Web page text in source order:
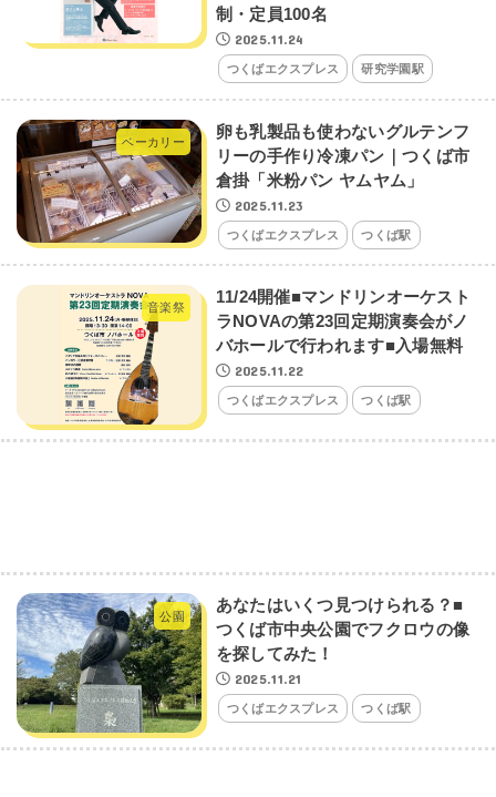
制・定員100名
2025.11.24
つくばエクスプレス 研究学園駅
ベーカリー
卵も乳製品も使わないグルテンフ
リーの手作り冷凍パン｜つくば市
倉掛「米粉パン ヤムヤム」
2025.11.23
つくばエクスプレス つくば駅
音楽祭
11/24開催■マンドリンオーケスト
ラNOVAの第23回定期演奏会がノ
バホールで行われます■入場無料
2025.11.22
つくばエクスプレス つくば駅
公園
あなたはいくつ見つけられる？■
つくば市中央公園でフクロウの像
を探してみた！
2025.11.21
つくばエクスプレス つくば駅